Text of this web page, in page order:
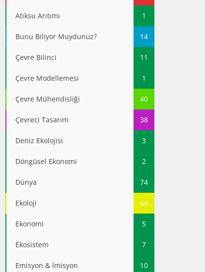
Atıksu Arıtımı 1
Bunu Biliyor Muydunuz? 14
Çevre Bilinci 11
Çevre Modellemesi 1
Çevre Mühendisliği 40
Çevreci Tasarım 38
Deniz Ekolojisi 3
Döngüsel Ekonomi 2
Dünya 74
Ekoloji 64
Ekonomi 5
Ekosistem 7
Emisyon & İmisyon 10